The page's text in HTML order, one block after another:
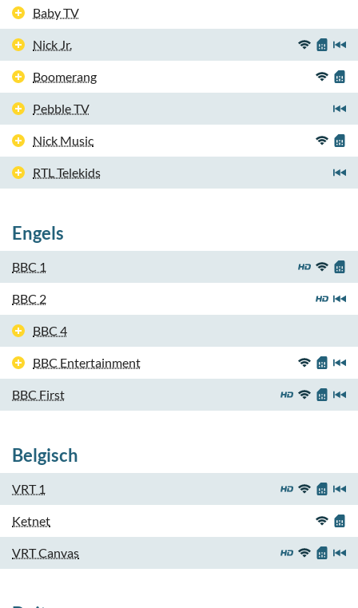
Baby TV
Nick Jr.
Boomerang
Pebble TV
Nick Music
RTL Telekids
Engels
BBC 1
BBC 2
BBC 4
BBC Entertainment
BBC First
Belgisch
VRT 1
Ketnet
VRT Canvas